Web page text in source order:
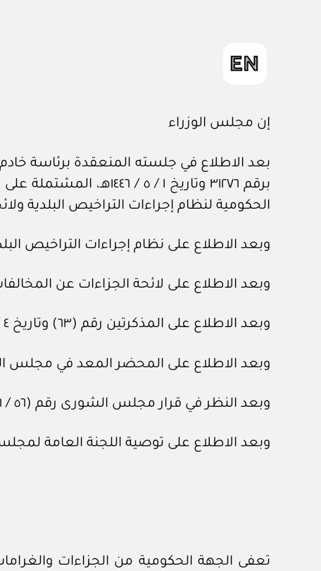
إن مجلس الوزراء
بعد الاطلاع في جلسته المنعقدة برئاسة
الحكومية لنظام إجراءات التراخيص البلدية
وبعد الاطلاع على نظام إجراءات التراخيص البلدية، الصادر
وبعد الاطلاع على لائحة الجزاءات عن المخالفات البلدية،
وبعد الاطلاع على المذكرتين رقم (٦٣) وتاريخ ٤ / ‏١‏ / ١٤٤٦هـ، ورقم (٨٨٨) وتاريخ ١٢ / ‏٣‏ / ١٤٤٦هـ، المعدتين في هيئة الخبراء بمجلس الوزراء.
وبعد الاطلاع على المحضر المعد في مجلس الشؤون الاقتصادية
وبعد النظر في قرار مجلس الشورى رقم (٥٦ / ٦) وتاريخ ٢٥ / ‏٤‏ / ١٤٤٦هـ.
وبعد الاطلاع على توصية اللجنة العامة لمجلس الوزراء رقم (٥٧٣٤)